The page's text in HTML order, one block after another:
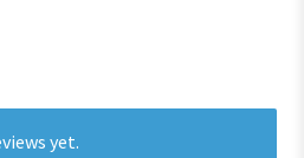
yet.